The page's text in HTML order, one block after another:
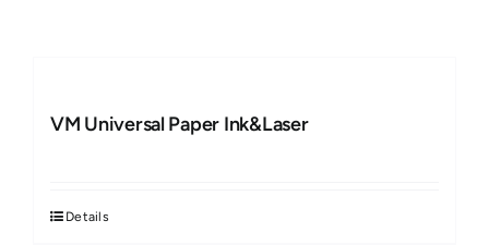
VM Universal Paper Ink&Laser
Details